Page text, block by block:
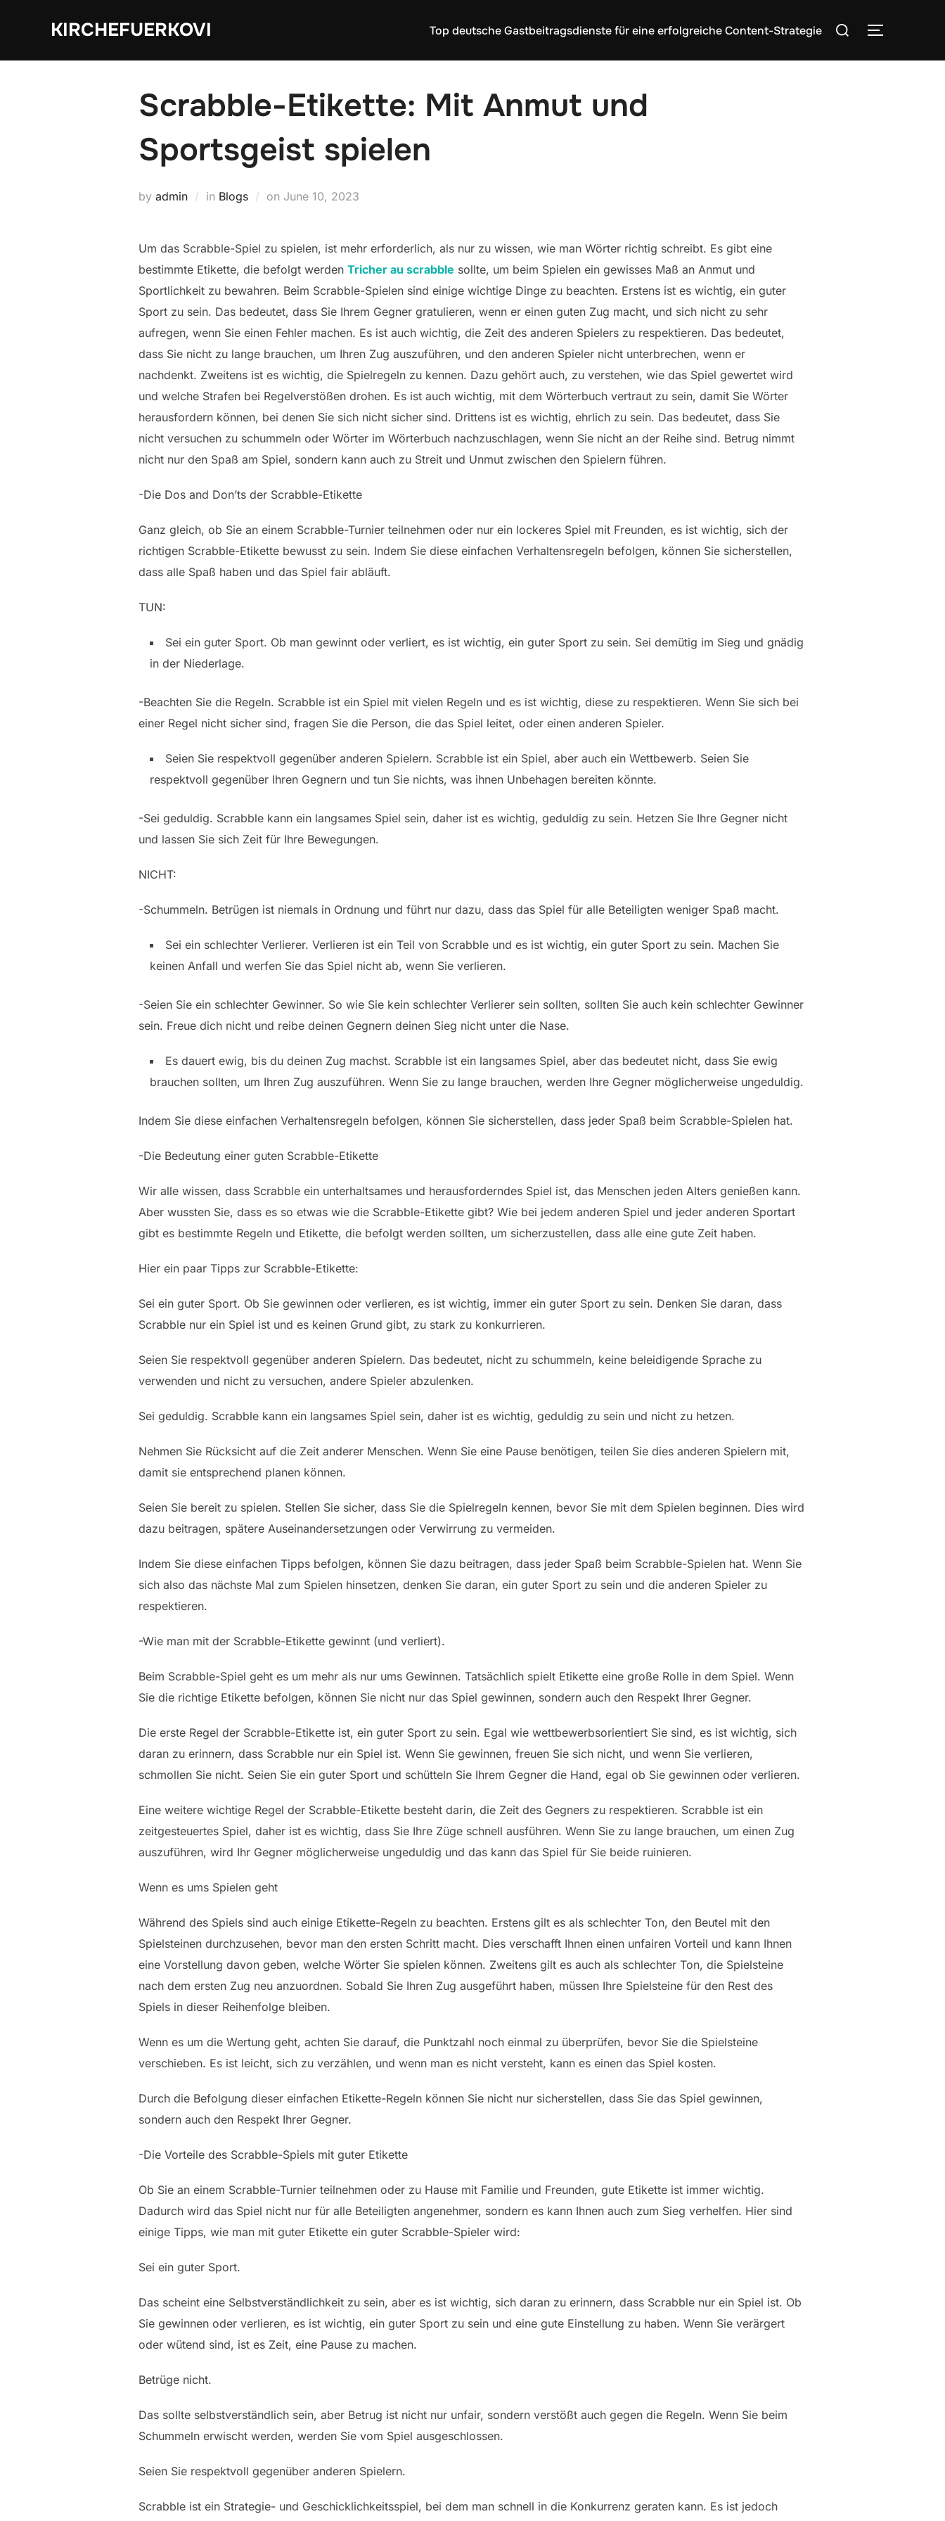
KIRCHEFUERKOVI Top deutsche Gastbeitragsdienste für eine erfolgreiche Content-Strategie
Search
TOGGLE
Scrabble-Etikette: Mit Anmut und
Sportsgeist spielen
by admin in Blogs on Posted
June 10, 2023
Um das Scrabble-Spiel zu spielen, ist mehr erforderlich, als nur zu wissen, wie man Wörter richtig schreibt. Es gibt eine
bestimmte Etikette, die befolgt werden Tricher au scrabble sollte, um beim Spielen ein gewisses Maß an Anmut und
Sportlichkeit zu bewahren. Beim Scrabble-Spielen sind einige wichtige Dinge zu beachten. Erstens ist es wichtig, ein guter
Sport zu sein. Das bedeutet, dass Sie Ihrem Gegner gratulieren, wenn er einen guten Zug macht, und sich nicht zu sehr
aufregen, wenn Sie einen Fehler machen. Es ist auch wichtig, die Zeit des anderen Spielers zu respektieren. Das bedeutet,
dass Sie nicht zu lange brauchen, um Ihren Zug auszuführen, und den anderen Spieler nicht unterbrechen, wenn er
nachdenkt. Zweitens ist es wichtig, die Spielregeln zu kennen. Dazu gehört auch, zu verstehen, wie das Spiel gewertet wird
und welche Strafen bei Regelverstößen drohen. Es ist auch wichtig, mit dem Wörterbuch vertraut zu sein, damit Sie Wörter
herausfordern können, bei denen Sie sich nicht sicher sind. Drittens ist es wichtig, ehrlich zu sein. Das bedeutet, dass Sie
nicht versuchen zu schummeln oder Wörter im Wörterbuch nachzuschlagen, wenn Sie nicht an der Reihe sind. Betrug nimmt
nicht nur den Spaß am Spiel, sondern kann auch zu Streit und Unmut zwischen den Spielern führen.
-Die Dos and Don’ts der Scrabble-Etikette
Ganz gleich, ob Sie an einem Scrabble-Turnier teilnehmen oder nur ein lockeres Spiel mit Freunden, es ist wichtig, sich der
richtigen Scrabble-Etikette bewusst zu sein. Indem Sie diese einfachen Verhaltensregeln befolgen, können Sie sicherstellen,
dass alle Spaß haben und das Spiel fair abläuft.
TUN:
Sei ein guter Sport. Ob man gewinnt oder verliert, es ist wichtig, ein guter Sport zu sein. Sei demütig im Sieg und gnädig
in der Niederlage.
-Beachten Sie die Regeln. Scrabble ist ein Spiel mit vielen Regeln und es ist wichtig, diese zu respektieren. Wenn Sie sich bei
einer Regel nicht sicher sind, fragen Sie die Person, die das Spiel leitet, oder einen anderen Spieler.
Seien Sie respektvoll gegenüber anderen Spielern. Scrabble ist ein Spiel, aber auch ein Wettbewerb. Seien Sie
respektvoll gegenüber Ihren Gegnern und tun Sie nichts, was ihnen Unbehagen bereiten könnte.
-Sei geduldig. Scrabble kann ein langsames Spiel sein, daher ist es wichtig, geduldig zu sein. Hetzen Sie Ihre Gegner nicht
und lassen Sie sich Zeit für Ihre Bewegungen.
NICHT:
-Schummeln. Betrügen ist niemals in Ordnung und führt nur dazu, dass das Spiel für alle Beteiligten weniger Spaß macht.
Sei ein schlechter Verlierer. Verlieren ist ein Teil von Scrabble und es ist wichtig, ein guter Sport zu sein. Machen Sie
keinen Anfall und werfen Sie das Spiel nicht ab, wenn Sie verlieren.
-Seien Sie ein schlechter Gewinner. So wie Sie kein schlechter Verlierer sein sollten, sollten Sie auch kein schlechter Gewinner
sein. Freue dich nicht und reibe deinen Gegnern deinen Sieg nicht unter die Nase.
Es dauert ewig, bis du deinen Zug machst. Scrabble ist ein langsames Spiel, aber das bedeutet nicht, dass Sie ewig
brauchen sollten, um Ihren Zug auszuführen. Wenn Sie zu lange brauchen, werden Ihre Gegner möglicherweise ungeduldig.
Indem Sie diese einfachen Verhaltensregeln befolgen, können Sie sicherstellen, dass jeder Spaß beim Scrabble-Spielen hat.
-Die Bedeutung einer guten Scrabble-Etikette
Wir alle wissen, dass Scrabble ein unterhaltsames und herausforderndes Spiel ist, das Menschen jeden Alters genießen kann.
Aber wussten Sie, dass es so etwas wie die Scrabble-Etikette gibt? Wie bei jedem anderen Spiel und jeder anderen Sportart
gibt es bestimmte Regeln und Etikette, die befolgt werden sollten, um sicherzustellen, dass alle eine gute Zeit haben.
Hier ein paar Tipps zur Scrabble-Etikette:
Sei ein guter Sport. Ob Sie gewinnen oder verlieren, es ist wichtig, immer ein guter Sport zu sein. Denken Sie daran, dass
Scrabble nur ein Spiel ist und es keinen Grund gibt, zu stark zu konkurrieren.
Seien Sie respektvoll gegenüber anderen Spielern. Das bedeutet, nicht zu schummeln, keine beleidigende Sprache zu
verwenden und nicht zu versuchen, andere Spieler abzulenken.
Sei geduldig. Scrabble kann ein langsames Spiel sein, daher ist es wichtig, geduldig zu sein und nicht zu hetzen.
Nehmen Sie Rücksicht auf die Zeit anderer Menschen. Wenn Sie eine Pause benötigen, teilen Sie dies anderen Spielern mit,
damit sie entsprechend planen können.
Seien Sie bereit zu spielen. Stellen Sie sicher, dass Sie die Spielregeln kennen, bevor Sie mit dem Spielen beginnen. Dies wird
dazu beitragen, spätere Auseinandersetzungen oder Verwirrung zu vermeiden.
Indem Sie diese einfachen Tipps befolgen, können Sie dazu beitragen, dass jeder Spaß beim Scrabble-Spielen hat. Wenn Sie
sich also das nächste Mal zum Spielen hinsetzen, denken Sie daran, ein guter Sport zu sein und die anderen Spieler zu
respektieren.
-Wie man mit der Scrabble-Etikette gewinnt (und verliert).
Beim Scrabble-Spiel geht es um mehr als nur ums Gewinnen. Tatsächlich spielt Etikette eine große Rolle in dem Spiel. Wenn
Sie die richtige Etikette befolgen, können Sie nicht nur das Spiel gewinnen, sondern auch den Respekt Ihrer Gegner.
Die erste Regel der Scrabble-Etikette ist, ein guter Sport zu sein. Egal wie wettbewerbsorientiert Sie sind, es ist wichtig, sich
daran zu erinnern, dass Scrabble nur ein Spiel ist. Wenn Sie gewinnen, freuen Sie sich nicht, und wenn Sie verlieren,
schmollen Sie nicht. Seien Sie ein guter Sport und schütteln Sie Ihrem Gegner die Hand, egal ob Sie gewinnen oder verlieren.
Eine weitere wichtige Regel der Scrabble-Etikette besteht darin, die Zeit des Gegners zu respektieren. Scrabble ist ein
zeitgesteuertes Spiel, daher ist es wichtig, dass Sie Ihre Züge schnell ausführen. Wenn Sie zu lange brauchen, um einen Zug
auszuführen, wird Ihr Gegner möglicherweise ungeduldig und das kann das Spiel für Sie beide ruinieren.
Wenn es ums Spielen geht
Während des Spiels sind auch einige Etikette-Regeln zu beachten. Erstens gilt es als schlechter Ton, den Beutel mit den
Spielsteinen durchzusehen, bevor man den ersten Schritt macht. Dies verschafft Ihnen einen unfairen Vorteil und kann Ihnen
eine Vorstellung davon geben, welche Wörter Sie spielen können. Zweitens gilt es auch als schlechter Ton, die Spielsteine
nach dem ersten Zug neu anzuordnen. Sobald Sie Ihren Zug ausgeführt haben, müssen Ihre Spielsteine für den Rest des
Spiels in dieser Reihenfolge bleiben.
Wenn es um die Wertung geht, achten Sie darauf, die Punktzahl noch einmal zu überprüfen, bevor Sie die Spielsteine
verschieben. Es ist leicht, sich zu verzählen, und wenn man es nicht versteht, kann es einen das Spiel kosten.
Durch die Befolgung dieser einfachen Etikette-Regeln können Sie nicht nur sicherstellen, dass Sie das Spiel gewinnen,
sondern auch den Respekt Ihrer Gegner.
-Die Vorteile des Scrabble-Spiels mit guter Etikette
Ob Sie an einem Scrabble-Turnier teilnehmen oder zu Hause mit Familie und Freunden, gute Etikette ist immer wichtig.
Dadurch wird das Spiel nicht nur für alle Beteiligten angenehmer, sondern es kann Ihnen auch zum Sieg verhelfen. Hier sind
einige Tipps, wie man mit guter Etikette ein guter Scrabble-Spieler wird:
Sei ein guter Sport.
Das scheint eine Selbstverständlichkeit zu sein, aber es ist wichtig, sich daran zu erinnern, dass Scrabble nur ein Spiel ist. Ob
Sie gewinnen oder verlieren, es ist wichtig, ein guter Sport zu sein und eine gute Einstellung zu haben. Wenn Sie verärgert
oder wütend sind, ist es Zeit, eine Pause zu machen.
Betrüge nicht.
Das sollte selbstverständlich sein, aber Betrug ist nicht nur unfair, sondern verstößt auch gegen die Regeln. Wenn Sie beim
Schummeln erwischt werden, werden Sie vom Spiel ausgeschlossen.
Seien Sie respektvoll gegenüber anderen Spielern.
Scrabble ist ein Strategie- und Geschicklichkeitsspiel, bei dem man schnell in die Konkurrenz geraten kann. Es ist jedoch